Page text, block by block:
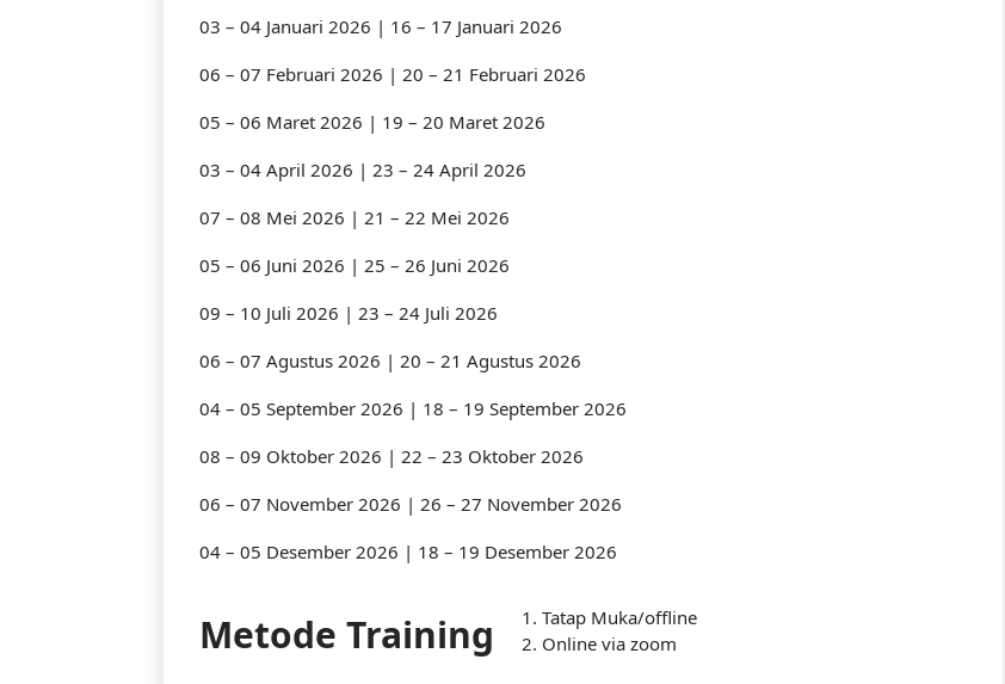
03 – 04 Januari 2026 | 16 – 17 Januari 2026
06 – 07 Februari 2026 | 20 – 21 Februari 2026
05 – 06 Maret 2026 | 19 – 20 Maret 2026
03 – 04 April 2026 | 23 – 24 April 2026
07 – 08 Mei 2026 | 21 – 22 Mei 2026
05 – 06 Juni 2026 | 25 – 26 Juni 2026
09 – 10 Juli 2026 | 23 – 24 Juli 2026
06 – 07 Agustus 2026 | 20 – 21 Agustus 2026
04 – 05 September 2026 | 18 – 19 September 2026
08 – 09 Oktober 2026 | 22 – 23 Oktober 2026
06 – 07 November 2026 | 26 – 27 November 2026
04 – 05 Desember 2026 | 18 – 19 Desember 2026
Metode Training
Tatap Muka/offline
Online via zoom
Tentang Kami
dalam meningkatkan kompetensi sumber daya manusianya.